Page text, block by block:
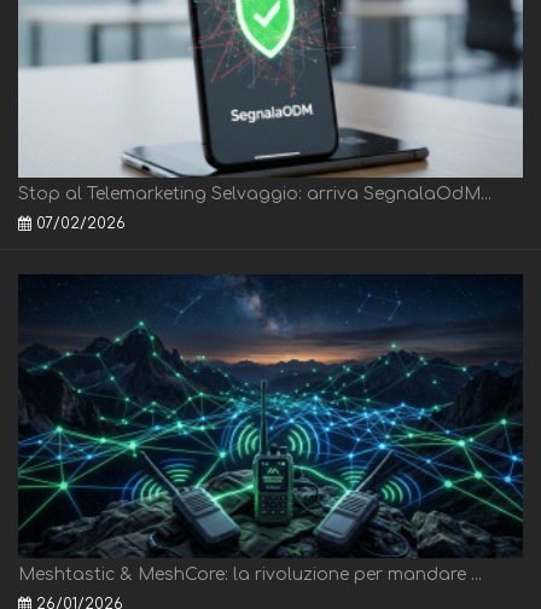
Stop al Telemarketing Selvaggio: arriva SegnalaOdM...
07/02/2026
Meshtastic & MeshCore: la rivoluzione per mandare ...
26/01/2026